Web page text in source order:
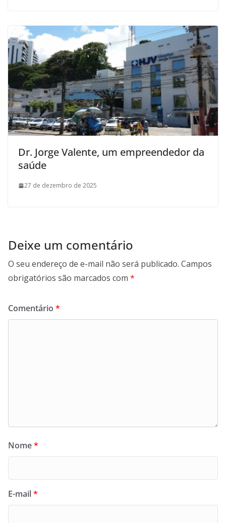
Dr. Jorge Valente, um empreendedor da
saúde
27 de dezembro de 2025
Deixe um comentário
O seu endereço de e-mail não será publicado. Campos
obrigatórios são marcados com *
Comentário *
Nome*
E-mail*